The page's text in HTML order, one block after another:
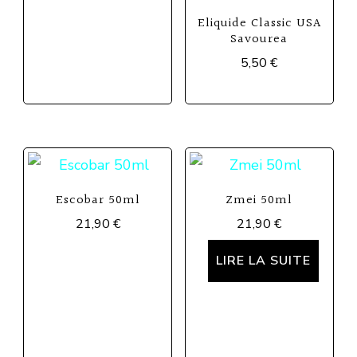
Eliquide Classic USA
Savourea
5,50€
a
plusieurs
variations.
Les
Escobar 50ml
21,90 €
Zmei 50ml
21,90€
LIRE LA SUITE